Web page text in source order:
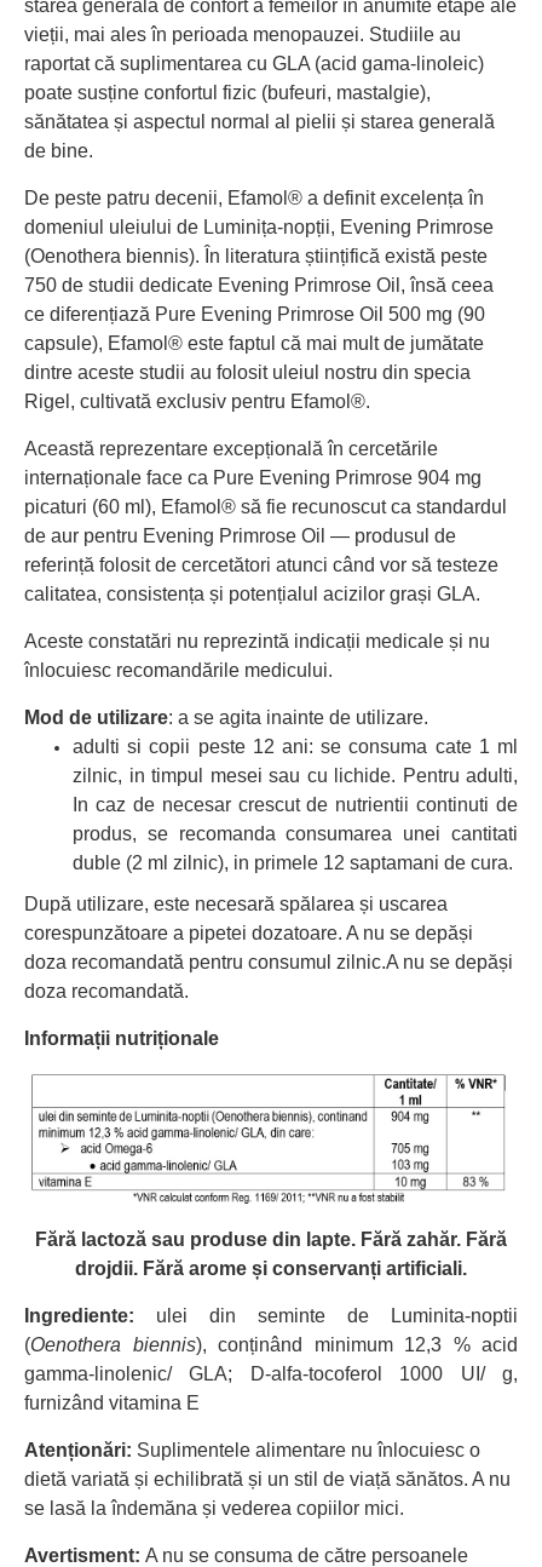
starea generală de confort a femeilor în anumite etape ale
vieții, mai ales în perioada menopauzei. Studiile au
raportat că suplimentarea cu GLA (acid gama-linoleic)
poate susține confortul fizic (bufeuri, mastalgie),
sănătatea și aspectul normal al pielii și starea generală
de bine.
De peste patru decenii, Efamol® a definit excelența în
domeniul uleiului de Luminița-nopții, Evening Primrose
(Oenothera biennis). În literatura științifică există peste
750 de studii dedicate Evening Primrose Oil, însă ceea
ce diferențiază Pure Evening Primrose Oil 500 mg (90
capsule), Efamol® este faptul că mai mult de jumătate
dintre aceste studii au folosit uleiul nostru din specia
Rigel, cultivată exclusiv pentru Efamol®.
Această reprezentare excepțională în cercetările
internaționale face ca Pure Evening Primrose 904 mg
picaturi (60 ml), Efamol® să fie recunoscut ca standardul
de aur pentru Evening Primrose Oil — produsul de
referință folosit de cercetători atunci când vor să testeze
calitatea, consistența și potențialul acizilor grași GLA.
Aceste constatări nu reprezintă indicații medicale și nu
înlocuiesc recomandările medicului.
Mod de utilizare: a se agita inainte de utilizare.
adulti si copii peste 12 ani: se consuma cate 1 ml
zilnic, in timpul mesei sau cu lichide. Pentru adulti,
In caz de necesar crescut de nutrientii continuti de
produs, se recomanda consumarea unei cantitati
duble (2 ml zilnic), in primele 12 saptamani de cura.
După utilizare, este necesară spălarea și uscarea
corespunzătoare a pipetei dozatoare. A nu se depăși
doza recomandată pentru consumul zilnic.A nu se depăși
doza recomandată.
Informații nutriționale
Fără lactoză sau produse din lapte. Fără zahăr. Fără
drojdii. Fără arome și conservanți artificiali.
Ingrediente: ulei din seminte de Luminita-noptii
(Oenothera biennis), conținând minimum 12,3 % acid
gamma-linolenic/ GLA; D-alfa-tocoferol 1000 UI/ g,
furnizând vitamina E
Atenționări: Suplimentele alimentare nu înlocuiesc o
dietă variată și echilibrată și un stil de viață sănătos. A nu
se lasă la îndemăna și vederea copiilor mici.
Avertisment: A nu se consuma de către persoanele